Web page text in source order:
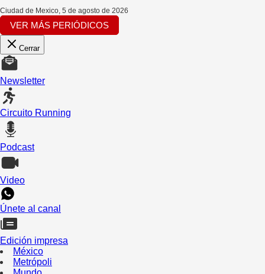
Ciudad de Mexico, 5 de agosto de 2026
VER MÁS PERIÓDICOS
Cerrar
Newsletter
Circuito Running
Podcast
Video
Únete al canal
Edición impresa
México
Metrópoli